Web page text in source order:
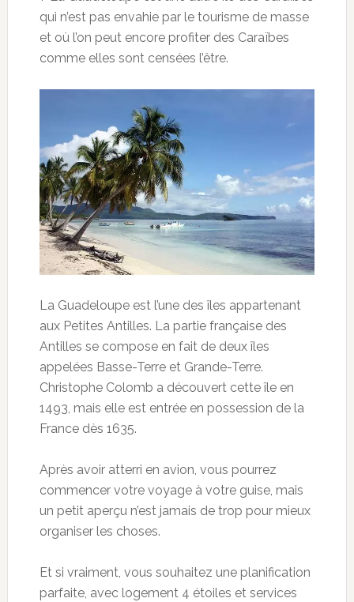
qui n’est pas envahie par le tourisme de masse
et où l’on peut encore profiter des Caraïbes
comme elles sont censées l’être.
La Guadeloupe est l’une des îles appartenant
aux Petites Antilles. La partie française des
Antilles se compose en fait de deux îles
appelées Basse-Terre et Grande-Terre.
Christophe Colomb a découvert cette île en
1493, mais elle est entrée en possession de la
France dès 1635.
Après avoir atterri en avion, vous pourrez
commencer votre voyage à votre guise, mais
un petit aperçu n’est jamais de trop pour mieux
organiser les choses.
Et si vraiment, vous souhaitez une planification
parfaite, avec logement 4 étoiles et services